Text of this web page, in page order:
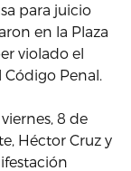
para juicio
en la Plaza
violado el
Penal.
8 de
Héctor Cruz y